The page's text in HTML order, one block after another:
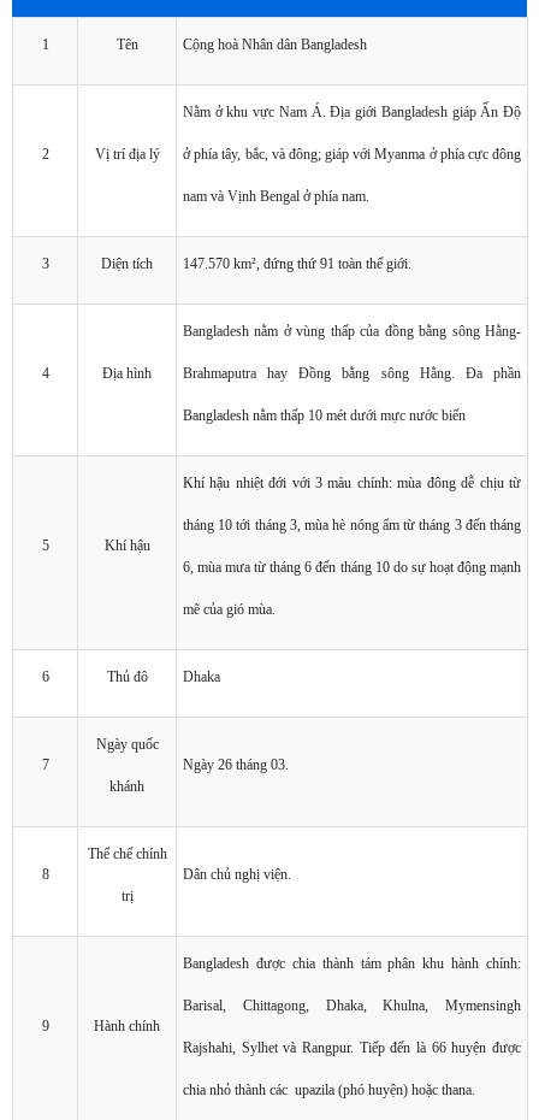
1 Tên Cộng hoà Nhân dân Bangladesh
2 Vị trí địa lý
Nằm ở khu vực Nam Á. Địa giới Bangladesh giáp Ấn Độ
ở phía tây, bắc, và đông; giáp với Myanma ở phía cực đông
nam và Vịnh Bengal ở phía nam.
3 Diện tích 147.570 km², đứng thứ 91 toàn thế giới.
4 Địa hình
Bangladesh nằm ở vùng thấp của đồng bằng sông Hằng-
Brahmaputra hay Đồng bằng sông Hằng. Đa phần
Bangladesh nằm thấp 10 mét dưới mực nước biển
5 Khí hậu
Khí hậu nhiệt đới với 3 màu chính: mùa đông dễ chịu từ
tháng 10 tới tháng 3, mùa hè nóng ẩm từ tháng 3 đến tháng
6, mùa mưa từ tháng 6 đến tháng 10 do sự hoạt động mạnh
mẽ của gió mùa.
6 Thủ đô Dhaka
7
Ngày quốc
khánh
Ngày 26 tháng 03.
8
Thể chế chính
trị
Dân chủ nghị viện.
9 Hành chính
Bangladesh được chia thành tám phân khu hành chính:
Barisal, Chittagong, Dhaka, Khulna, Mymensingh
Rajshahi, Sylhet và Rangpur. Tiếp đến là 66 huyện được
chia nhỏ thành các upazila (phó huyện) hoặc thana.